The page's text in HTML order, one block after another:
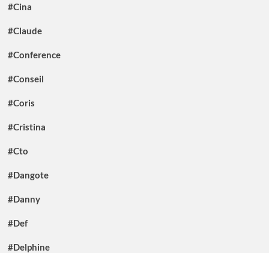
#Cina
#Claude
#Conference
#Conseil
#Coris
#Cristina
#Cto
#Dangote
#Danny
#Def
#Delphine